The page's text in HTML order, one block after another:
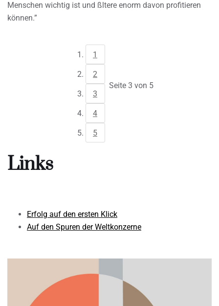
Menschen wichtig ist und ßltere enorm davon profitieren
können.”
1
2
3
4
5
Seite 3 von 5
Links
Erfolg auf den ersten Klick
Auf den Spuren der Weltkonzerne